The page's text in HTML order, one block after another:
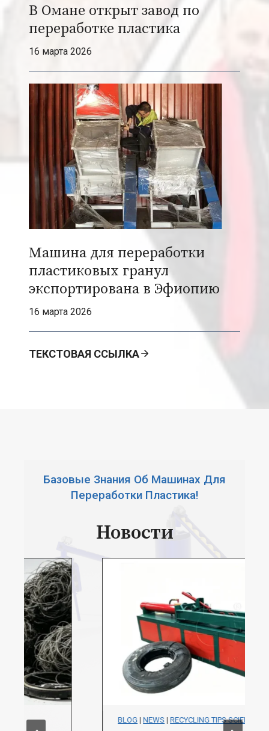
s
t
c
G
r
a
n
u
l
a
t
o
r
a
c
n
e
В Омане открыт завод по
переработке пластика
16 марта 2026
Машина для переработки
пластиковых гранул
экспортирована в Эфиопию
16 марта 2026
ТЕКСТОВАЯ ССЫЛКА
Базовые Знания Об Машинах Для
Переработки Пластика!
Новости
BLOG RECYCLING TIPS SCIENCE